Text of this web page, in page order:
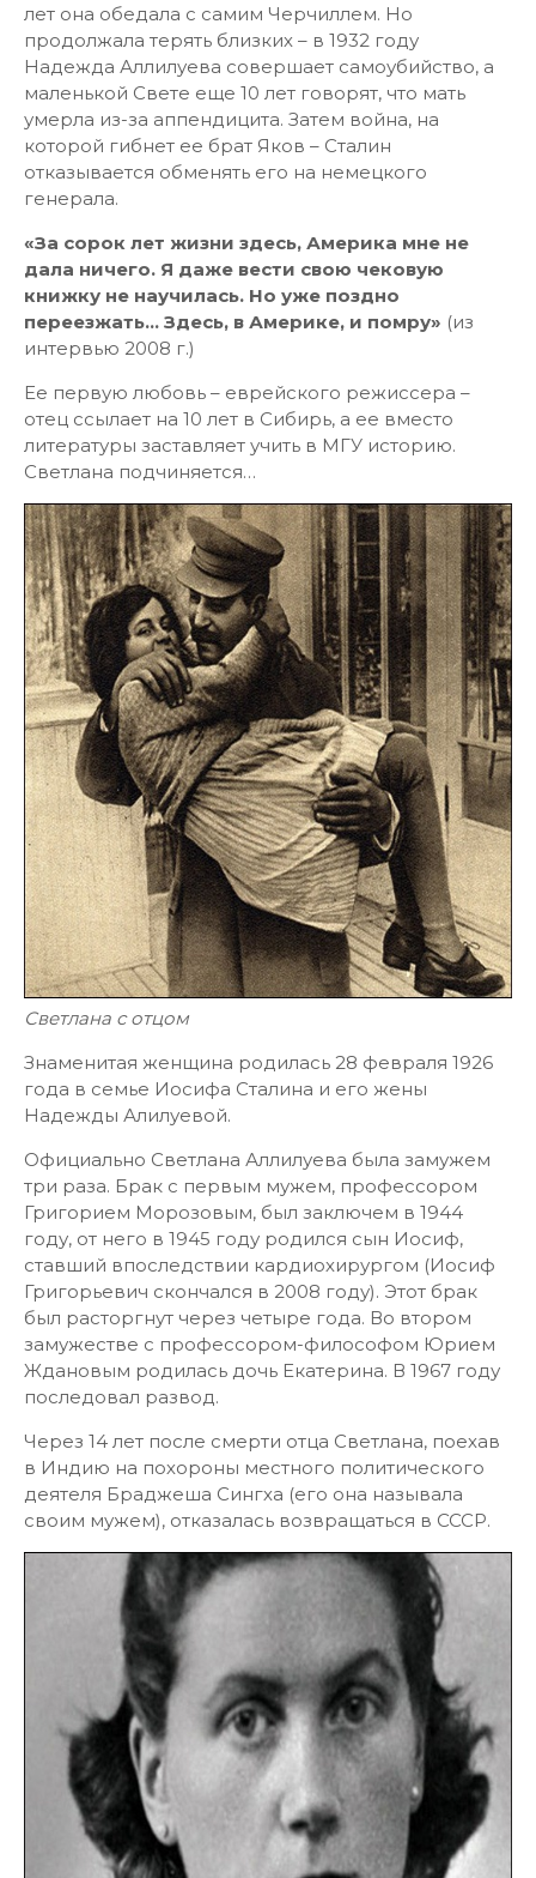
лет она обедала с самим Черчиллем. Но
продолжала терять близких – в 1932 году
Надежда Аллилуева совершает самоубийство, а
маленькой Свете еще 10 лет говорят, что мать
умерла из-за аппендицита. Затем война, на
которой гибнет ее брат Яков – Сталин
отказывается обменять его на немецкого
генерала.
«За сорок лет жизни здесь, Америка мне не
дала ничего. Я даже вести свою чековую
книжку не научилась. Но уже поздно
переезжать… Здесь, в Америке, и помру» (из
интервью 2008 г.)
Ее первую любовь – еврейского режиссера –
отец ссылает на 10 лет в Сибирь, а ее вместо
литературы заставляет учить в МГУ историю.
Светлана подчиняется…
Светлана с отцом
Знаменитая женщина родилась 28 февраля 1926
года в семье Иосифа Сталина и его жены
Надежды Алилуевой.
Официально Светлана Аллилуева была замужем
три раза. Брак с первым мужем, профессором
Григорием Морозовым, был заключем в 1944
году, от него в 1945 году родился сын Иосиф,
ставший впоследствии кардиохирургом (Иосиф
Григорьевич скончался в 2008 году). Этот брак
был расторгнут через четыре года. Во втором
замужестве с профессором-философом Юрием
Ждановым родилась дочь Екатерина. В 1967 году
последовал развод.
Через 14 лет после смерти отца Светлана, поехав
в Индию на похороны местного политического
деятеля Браджеша Сингха (его она называла
своим мужем), отказалась возвращаться в СССР.